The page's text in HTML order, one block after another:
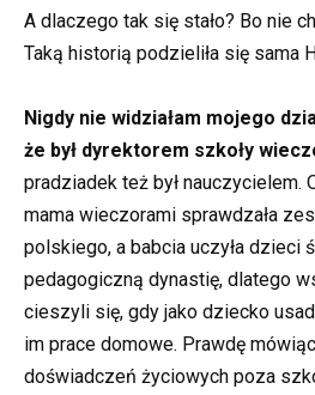
A dlaczego tak się stało? Bo nie
Taką historią podzieliła się sama
Nigdy nie widziałam mojego
że był dyrektorem szkoły
pradziadek też był nauczycielem.
mama wieczorami sprawdzała
polskiego, a babcia uczyła dzieci
pedagogiczną dynastię, dlatego
cieszyli się, gdy jako dziecko
im prace domowe. Prawdę
doświadczeń życiowych poza